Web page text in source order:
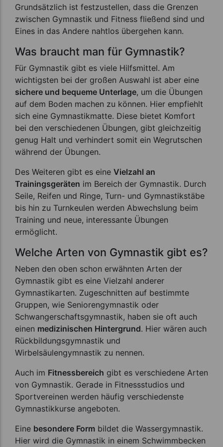
Grundsätzlich ist festzustellen, dass die Grenzen
zwischen Gymnastik und Fitness fließend sind und
Eines in das Andere nahtlos übergehen kann.
Was braucht man für Gymnastik?
Für Gymnastik gibt es viele Hilfsmittel. Am
wichtigsten bei der großen Auswahl ist aber eine
sichere und bequeme Unterlage, um die Übungen
auf dem Boden machen zu können. Hier empfiehlt
sich eine Gymnastikmatte. Diese bietet Komfort
bei den verschiedenen Übungen, gibt gleichzeitig
genug Halt und verhindert somit ein Wegrutschen
während der Übungen.
Des Weiteren gibt es eine Vielzahl an
Trainingsgeräten im Bereich der Gymnastik. Durch
Seile, Reifen und Ringe, Turn- und Gymnastikstäbe
bis hin zu Turnkeulen werden Abwechslung beim
Training und neue, interessante Übungen
ermöglicht.
Welche Arten von Gymnastik gibt es?
Neben den oben schon erwähnten Arten der
Gymnastik gibt es eine Vielzahl anderer
Gymnastikarten. Zugeschnitten auf bestimmte
Gruppen, wie Seniorengymnastik oder
Schwangerschaftsgymnastik, haben sie oft auch
einen medizinischen Hintergrund. Hier wären auch
Rückbildungsgymnastik und
Wirbelsäulengymnastik zu nennen.
Auch im Fitnessbereich gibt es verschiedene Arten
von Gymnastik. Gerade in Fitnessstudios und
Sportvereinen werden häufig verschiedenste
Gymnastikkurse angeboten.
Eine besondere Form bildet die Wassergymnastik.
Hier wird die Gymnastik in einem Schwimmbecken